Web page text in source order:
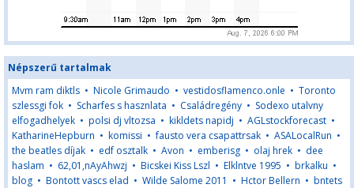
Népszerű tartalmak
Mvm ram diktls • Nicole Grimaudo • vestidosflamenco.onle • Toronto
szlessgi fok • Scharfes s hasznlata • Családregény • Sodexo utalvny
elfogadhelyek • polsi dj vltozsa • kikldets napidj • AGLstockforecast •
KatharineHepburn • komissi •fausto vera csapattrsak • ASALocalRun •
the beatles díjak • edf osztalk • Avon • emberisg • olaj hrek • dee
haslam • 62,01,nAyAhwzj • Bicskei Kiss Lszl • Elklntve 1995 • brkalku •
blog • Bontott vascs elad • Wilde Salome 2011 • Hctor Bellern • bntets